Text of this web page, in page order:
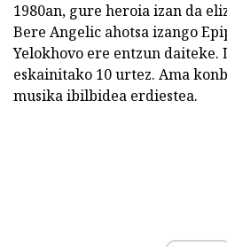
1980an, gure heroia izan da
Bere Angelic ahotsa izango
Yelokhovo ere entzun daiteke.
eskainitako 10 urtez. Ama
musika ibilbidea erdiestea.